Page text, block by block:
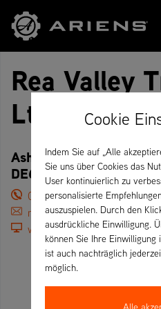
Rea Valley
Ltd.
Ashacres Industrial
DE6 5GX Ashbourne –
01743 289104
www.reavalleytractors.com
Cookie
Indem Sie auf „Alle
Sie uns über Cookies das
User kontinuierlich zu
personalisierte
auszuspielen. Durch den
ausdrückliche Einwilligung.
können Sie Ihre Einwilligung
ist auch nachträglich
möglich.